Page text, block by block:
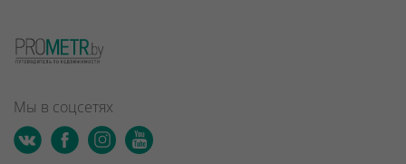
Мы в соцсетях